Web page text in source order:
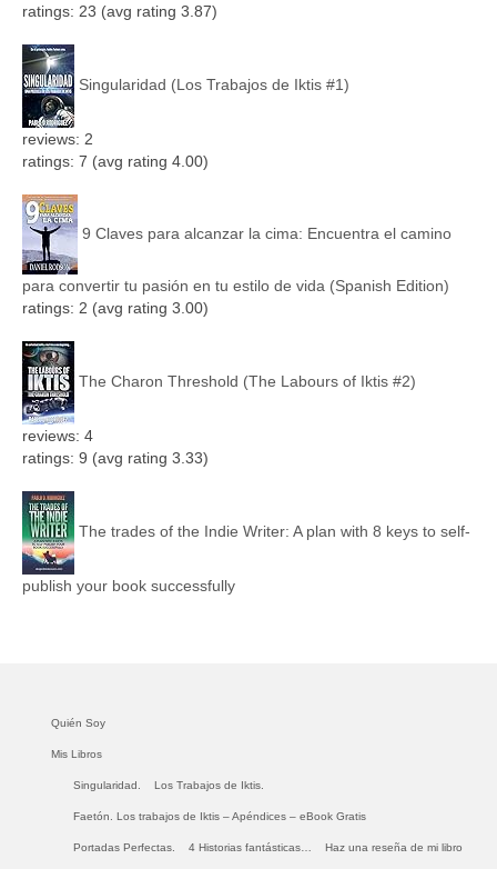
ratings: 23 (avg rating 3.87)
Singularidad (Los Trabajos de Iktis #1)
reviews: 2
ratings: 7 (avg rating 4.00)
9 Claves para alcanzar la cima: Encuentra el camino
para convertir tu pasión en tu estilo de vida (Spanish Edition)
ratings: 2 (avg rating 3.00)
The Charon Threshold (The Labours of Iktis #2)
reviews: 4
ratings: 9 (avg rating 3.33)
The trades of the Indie Writer: A plan with 8 keys to self-
publish your book successfully
Quién Soy
Mis Libros
Singularidad. Los Trabajos de Iktis.
Faetón. Los trabajos de Iktis – Apéndices – eBook Gratis
Portadas Perfectas. 4 Historias fantásticas… Haz una reseña de mi libro